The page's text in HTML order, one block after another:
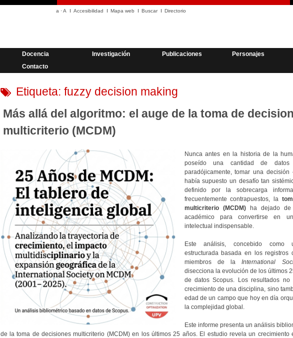
a ·A Accesibilidad Mapa web Buscar Directorio
Docencia Investigación Publicaciones
Personajes
Contacto
Etiqueta: fuzzy decision making
Más allá del algoritmo: el auge de la toma de
multicriterio (MCDM)
Nunca antes en la historia de la
poseído una cantidad de
paradójicamente, tomar una decisión
había supuesto un desafío tan
definido por la sobrecarga
frecuentemente contrapuestos, la
multicriterio (MCDM)ha dejado de
académico para convertirse en
intelectual indispensable.
Este análisis, concebido como
estructurada basada en los registros
miembros de laInternational
disecciona la evolución de los últimos
de datos Scopus. Los resultados no
crecimiento de una disciplina, sino
edad de un campo que hoy en día
la complejidad global.
Este informe presenta un análisis
de la toma de decisiones multicriterio (MCDM) en los últimos 25 años. El estudio revela un crecimiento